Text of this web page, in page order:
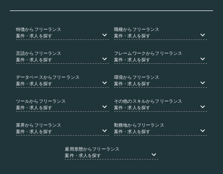
特徴からフリーランス
案件・求人を探す
職種からフリーランス
案件・求人を探す
言語からフリーランス
案件・求人を探す
フレームワークからフリーランス
案件・求人を探す
データベース からフリーランス
案件・求人を探す
環境からフリーランス
案件・求人を探す
ツールからフリーランス
案件・求人を探す
その他のスキルからフリーランス
案件・求人を探す
業界からフリーランス
案件・求人を探す
勤務地からフリーランス
案件・求人を探す
雇用形態からフリーランス
案件・求人を探す